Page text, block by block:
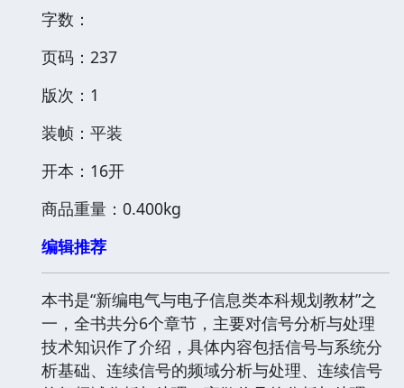
字数：
页码：237
版次：1
装帧：平装
开本：16开
商品重量：0.400kg
编辑推荐
本书是“新编电气与电子信息类本科规划教材”之
一，全书共分6个章节，主要对信号分析与处理
技术知识作了介绍，具体内容包括信号与系统分
析基础、连续信号的频域分析与处理、连续信号